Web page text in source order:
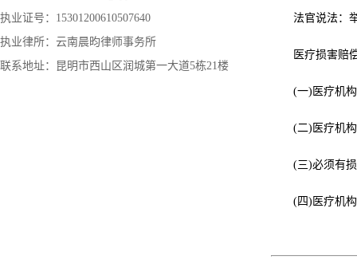
执业证号：15301200610507640
执业律所：云南晨昀律师事务所
联系地址：昆明市西山区润城第一大道5栋21楼
法官说法：
医疗损害赔
(一)医疗机
(二)医疗机
(三)必须有
(四)医疗机